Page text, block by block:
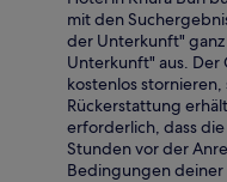
mit den
der Unterkunft"
Unterkunft" aus. Der
kostenlos
Rückerstattung
erforderlich, dass
Stunden vor der
Bedingungen deiner